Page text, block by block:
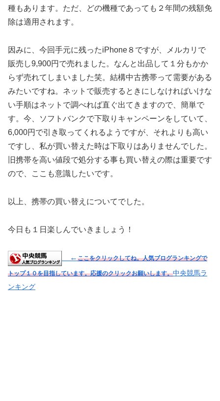
種もあります。ただ、どの機種であっても２年間の残額免
除は適用されます。
因みに、今回手元に残ったiPhone８ですが、メルカリで
販売し9,900円で売れました。なんと出品して１分もかか
らず売れてしまいました笑。結構中古携帯って需要がある
みたいですね。ネットで販売するときにしなければいけな
い手順はネットで調べれば直ぐ出てきますので、簡単で
す。今、ソフトバンクで下取りキャンペーンをしていて、
6,000円で引き取ってくれるようですが、それよりも高い
ですし、私が買い替えた時は下取りはありませんでした。
旧携帯を高い値段で処分する事も買い替えの際は重要です
ので、ここも意識したいです。
以上、携帯の買い替えについてでした。
今日も１日楽しんでいきましょう！
← ここをクリックしてね。人気ブログランキングで
トップ１０を目指しています。応援のクリックお願いします。中央競馬ラ
ンキング